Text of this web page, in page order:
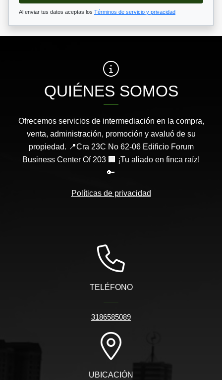
Al enviar tus datos aceptas los Términos de servicio y privacidad
QUIÉNES SOMOS
Ofrecemos servicios de intermediación en la compra,
venta, administración, promoción y avaluó de su
propiedad. 📍Cra 23C No 62-06 Edificio Forum
Business Center Of 203 🏢 ¡Tu aliado en finca raíz!
🔑
Políticas de privacidad
TELÉFONO
3186585089
UBICACIÓN